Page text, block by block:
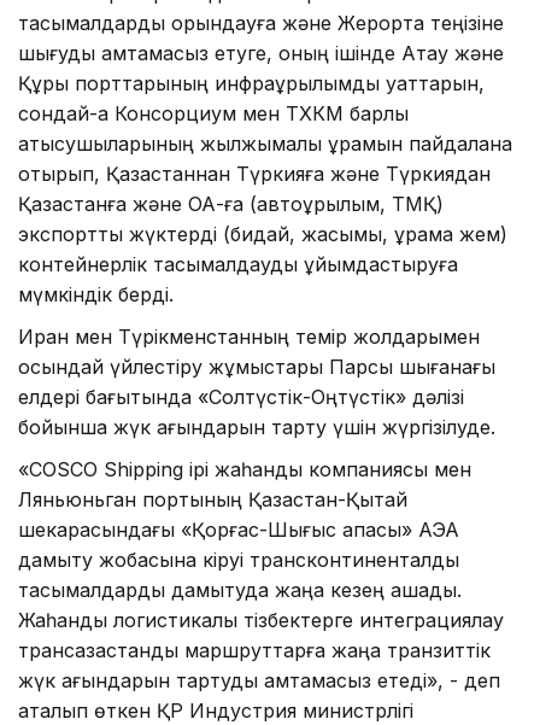
тасымалдарды орындауға және Жерорта теңізіне
шығуды қамтамасыз етуге, оның ішінде Ақтау және
Құрық порттарының инфрақұрылымдық қуаттарын,
сондай-ақ Консорциум мен ТХКМ барлық
қатысушыларының жылжымалы құрамын пайдалана
отырып, Қазақстаннан Түркияға және Түркиядан
Қазақстанға және ОА-ға (автоқұрылым, ТМҚ)
экспорттық жүктерді (бидай, жасымық, құрама жем)
контейнерлік тасымалдауды ұйымдастыруға
мүмкіндік берді.
Иран мен Түрікменстанның темір жолдарымен
осындай үйлестіру жұмыстары Парсы шығанағы
елдері бағытында «Солтүстік-Оңтүстік» дәлізі
бойынша жүк ағындарын тарту үшін жүргізілуде.
«COSCO Shipping ірі жаһандық компаниясы мен
Ляньюньган портының Қазақстан-Қытай
шекарасындағы «Қорғас-Шығыс қақпасы» АЭА
дамыту жобасына кіруі трансконтиненталдық
тасымалдарды дамытуда жаңа кезең ашады.
Жаһандық логистикалық тізбектерге интеграциялау
трансқазақстандық маршруттарға жаңа транзиттік
жүк ағындарын тартуды қамтамасыз етеді», - деп
аталып өткен ҚР Индустрия министрлігі